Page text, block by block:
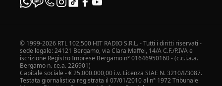
© 1999-2026 RTL 102,500 HIT RADIO S.R.L. - Tutti i diritti riservati -
sede legale: 24121 Bergamo, via Clara Maffei, 14/A C.F./P.IVA e
iscrizione Registro Imprese Bergamo n° 01646950160 - (c.c.i.a.a.
Bergamo n. r.e.a. 226901)
Capitale sociale - € 25.000.000,00 i.v. Licenza SIAE N. 3210/I/3087.
Testata giornalistica registrata il 07/01/2010 al n° 1972 Tribunale